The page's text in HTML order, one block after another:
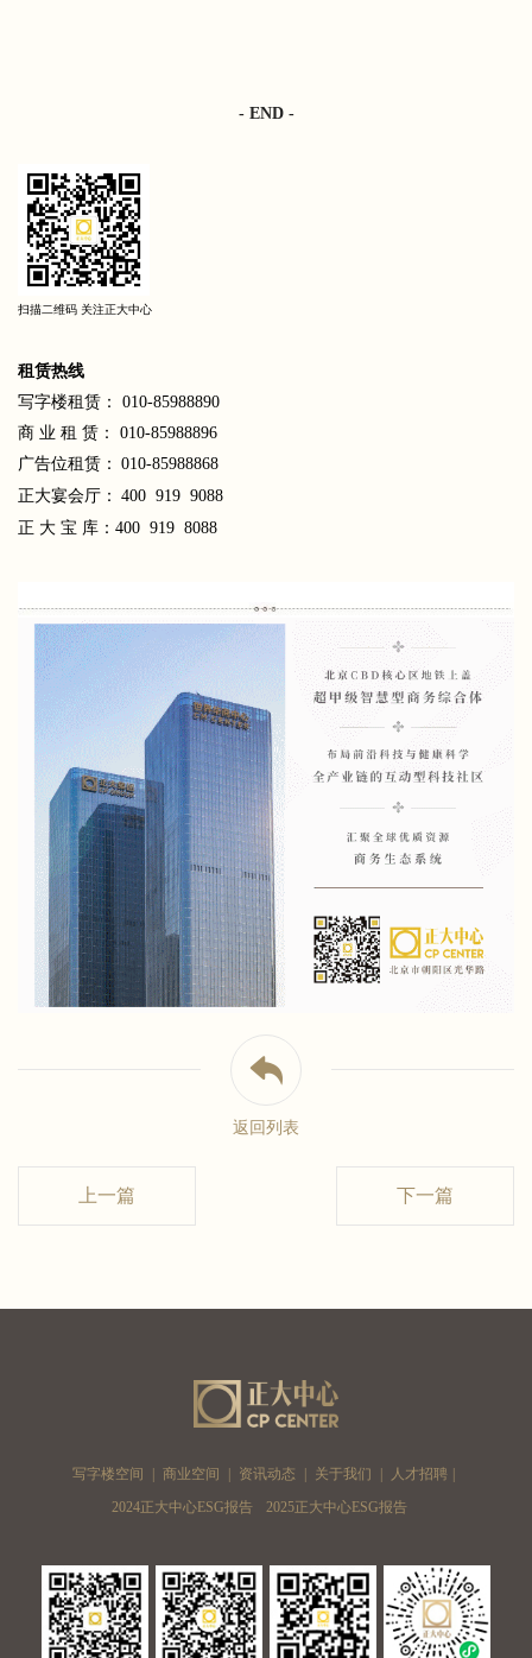
- END -
扫描二维码 关注正大中心
租赁热线
写字楼租赁： 010-85988890
商 业 租 赁： 010-85988896
广告位租赁： 010-85988868
正大宴会厅： 400 919 9088
正 大 宝 库：400 919 8088
返回列表
上一篇 下一篇
写字楼空间 商业空间 资讯动态 关于我们 人才招聘
2024正大中心ESG报告
2025正大中心ESG报告